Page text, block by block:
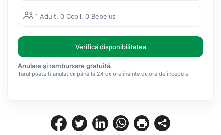
1 Adult, 0 Copil, 0 Bebelus
Verifică disponibilitatea
Anulare și rambursare gratuită.
Turul poate fi anulat cu până la 24 de ore înainte de ora de începere.